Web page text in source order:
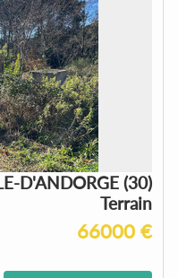
D'ANDORGE (30)
Terrain
66000 €